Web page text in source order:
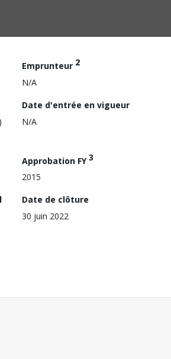
Emprunteur 2
N/A
Date d'entrée en vigueur
N/A
Approbation FY3
2015
Date de clôture
30 juin 2022